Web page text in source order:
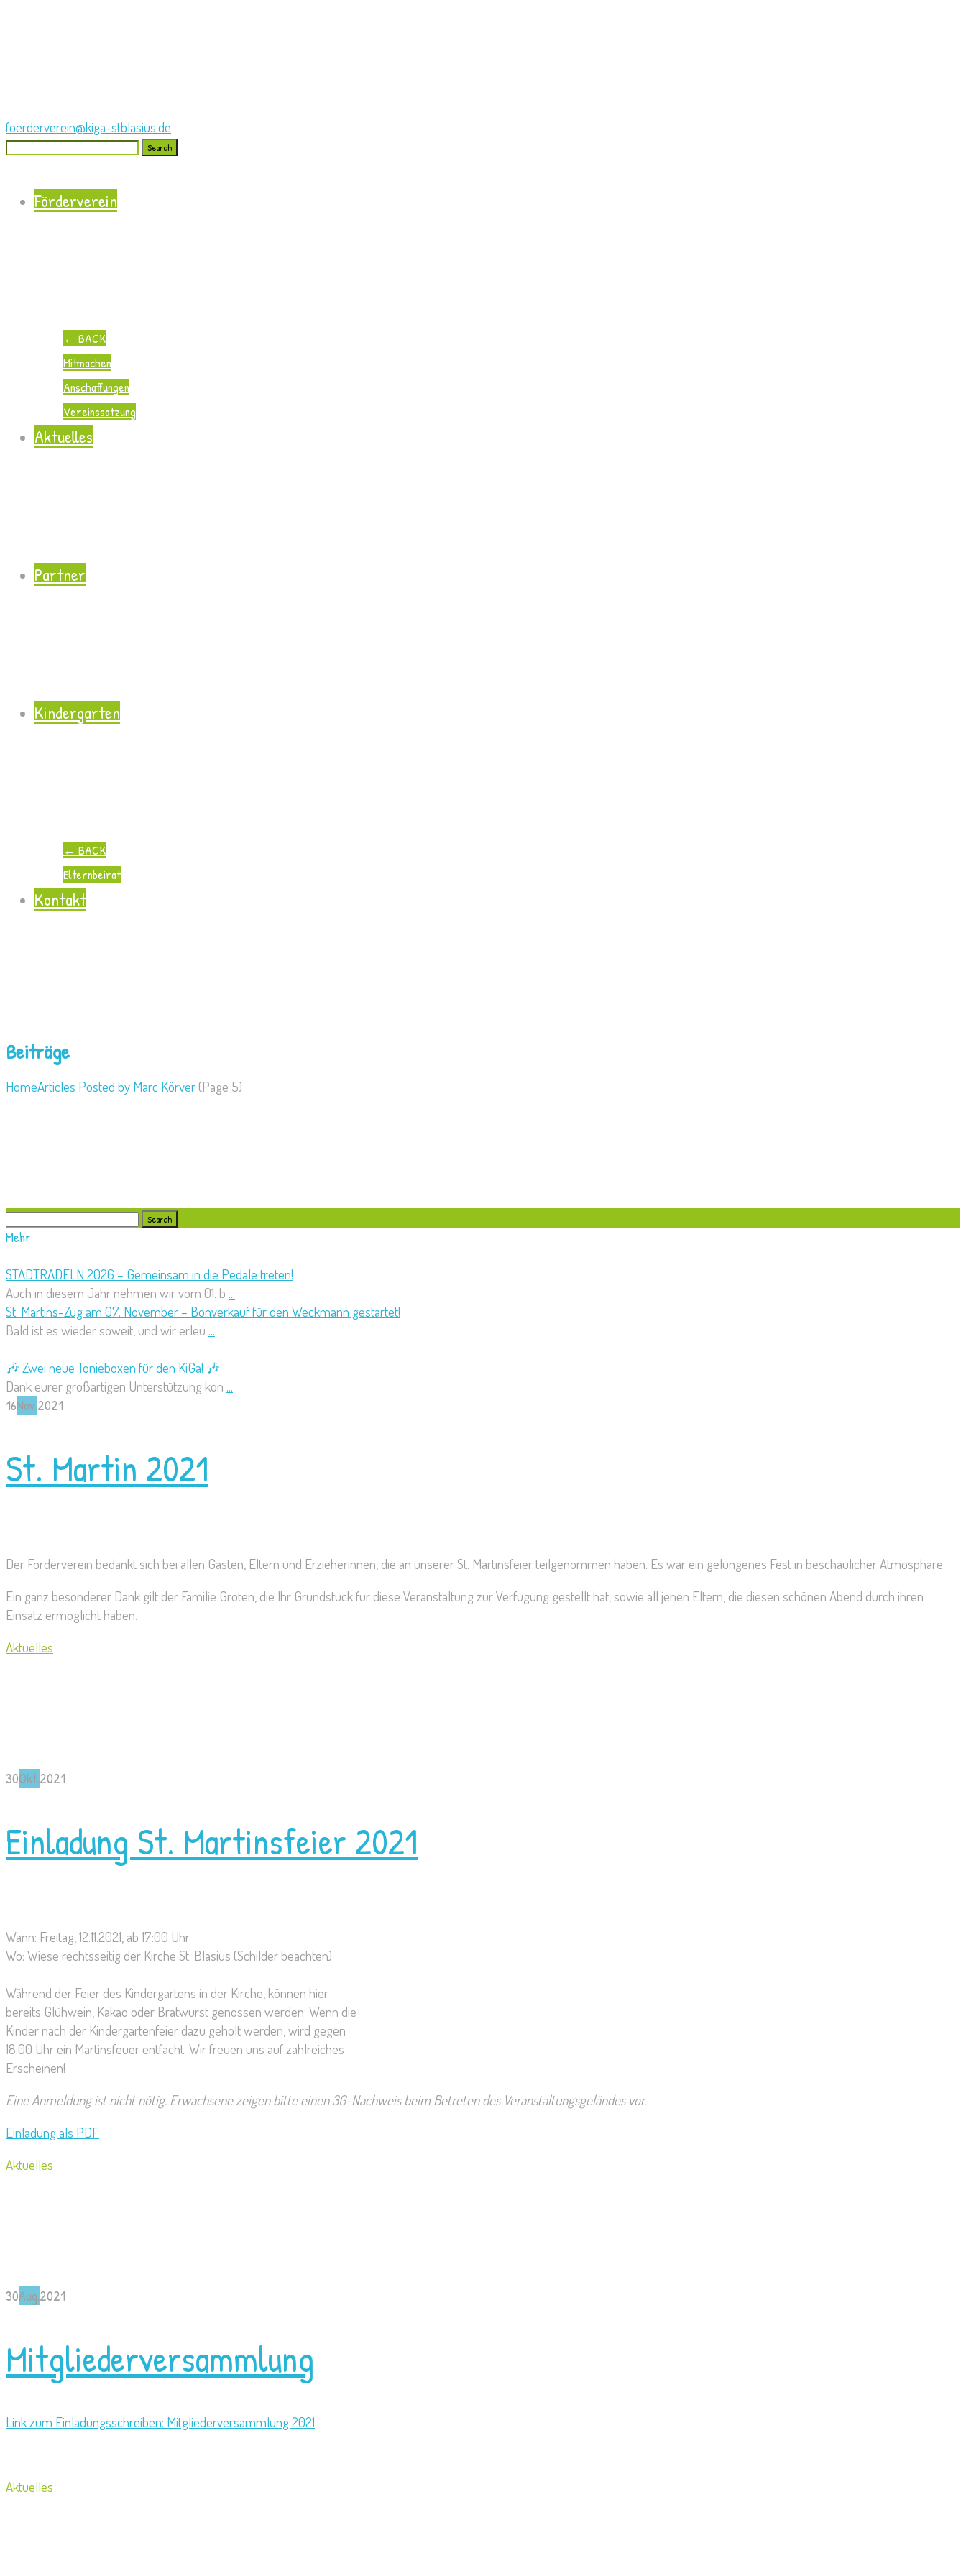
foerderverein@kiga-stblasius.de
Search
Förderverein
← BACK
Mitmachen
Anschaffungen
Vereinssatzung
Aktuelles
Partner
Kindergarten
← BACK
Elternbeirat
Kontakt
Beiträge
HomeArticles Posted by Marc Körver (Page 5)
Search
for:
Mehr
STADTRADELN 2026 – Gemeinsam in die Pedale treten!
Auch in diesem Jahr nehmen wir vom 01. b ...
St. Martins-Zug am 07. November – Bonverkauf für den Weckmann gestartet!
Bald ist es wieder soweit, und wir erleu ...
🎶 Zwei neue Tonieboxen für den KiGa! 🎶
Dank eurer großartigen Unterstützung kon ...
16Nov.2021
St. Martin 2021
Der Förderverein bedankt sich bei allen Gästen, Eltern und Erzieherinnen, die an unserer St. Martinsfeier teilgenommen haben. Es war ein gelungenes Fest in beschaulicher Atmosphäre.
Ein ganz besonderer Dank gilt der Familie Groten, die Ihr Grundstück für diese Veranstaltung zur Verfügung gestellt hat, sowie all jenen Eltern, die diesen schönen Abend durch ihren
Einsatz ermöglicht haben.
Aktuelles
30Okt.2021
Einladung St. Martinsfeier 2021
Wann: Freitag, 12.11.2021, ab 17:00 Uhr
Wo: Wiese rechtsseitig der Kirche St. Blasius (Schilder beachten)
Während der Feier des Kindergartens in der Kirche, können hier
bereits Glühwein, Kakao oder Bratwurst genossen werden. Wenn die
Kinder nach der Kindergartenfeier dazu geholt werden,wird gegen
18:00 Uhr ein Martinsfeuer entfacht. Wir freuen uns auf zahlreiches
Erscheinen!
Eine Anmeldung ist nicht nötig. Erwachsene zeigen bitte einen 3G-Nachweis beim Betreten des Veranstaltungsgeländes vor.
Einladung als PDF
Aktuelles
30Aug.2021
Mitgliederversammlung
Link zum Einladungsschreiben: Mitgliederversammlung 2021
Aktuelles